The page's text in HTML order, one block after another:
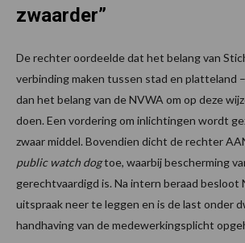
zwaarder”
De rechter oordeelde dat het belang van
verbinding maken tussen stad en platteland
dan het belang van de NVWA om op deze
doen. Een vordering om inlichtingen wordt
zwaar middel. Bovendien dicht de rechter
public watch dogtoe, waarbij bescherming
gerechtvaardigd is. Na intern beraad besloot
uitspraak neer te leggen en is de last onder
handhaving van de medewerkingsplicht